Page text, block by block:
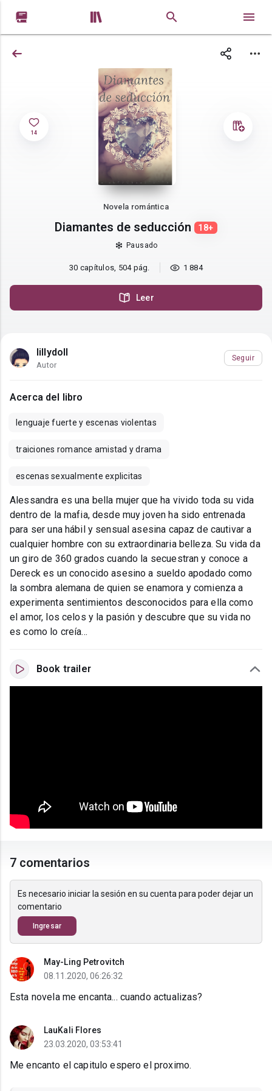
 
14
Novela romántica
Diamantes de seducción 18+
Pausado
30 capítulos, 504 pág. 1 884
Leer
lillydoll
Autor
Seguir
Acerca del libro
lenguaje fuerte y escenas violentas
traiciones romance amistad y drama
escenas sexualmente explicitas
Alessandra es una bella mujer que ha vivido toda su vida
dentro de la mafia, desde muy joven ha sido entrenada
para ser una hábil y sensual asesina capaz de cautivar a
cualquier hombre con su extraordinaria belleza. Su vida da
un giro de 360 grados cuando la secuestran y conoce a
Dereck es un conocido asesino a sueldo apodado como
la sombra alemana de quien se enamora y comienza a
experimenta sentimientos desconocidos para ella como
el amor, los celos y la pasión y descubre que su vida no
es como lo creía...
Book trailer
7 comentarios
Es necesario iniciar la sesión en su cuenta para poder dejar un
comentario
Ingresar
May-Ling Petrovitch
08.11.2020, 06:26:32
Esta novela me encanta... cuando actualizas?
LauKali Flores
23.03.2020, 03:53:41
Me encanto el capitulo espero el proximo.